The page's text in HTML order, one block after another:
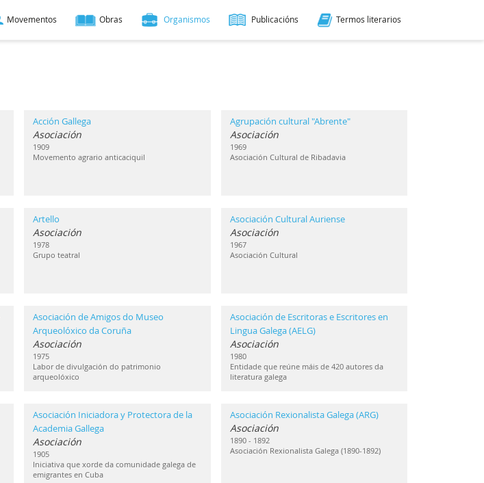
Movementos Obras Organismos Publicacións Termos literarios
Acción Gallega
Asociación
1909
Movemento agrario anticaciquil
Agrupación cultural "Abrente"
Asociación
1969
Asociación Cultural de Ribadavia
Artello
Asociación
1978
Grupo teatral
Asociación Cultural Auriense
Asociación
1967
Asociación Cultural
Asociación de Amigos do Museo
Arqueolóxico da Coruña
Asociación
1975
Labor de divulgación do patrimonio
arqueolóxico
Asociación de Escritoras e Escritores en
Lingua Galega (AELG)
Asociación
1980
Entidade que reúne máis de 420 autores da
literatura galega
Asociación Iniciadora y Protectora de la
Academia Gallega
Asociación
1905
Iniciativa que xorde da comunidade galega de
emigrantes en Cuba
Asociación Rexionalista Galega (ARG)
Asociación
1890 - 1892
Asociación Rexionalista Galega (1890-1892)